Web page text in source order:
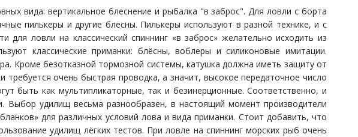
вида: вертикальное блеснение и рыбалка "в заброс". Для ловли с борта
пилькеры и другие блёсны. Пилькеры используют в разной технике, и с
ловли на классический спиннинг «в заброс» желательно исходить из
классические приманки: блёсны, воблеры и силиконовые имитации.
Кроме безотказной тормозной системы, катушка должна иметь защиту от
очень быстрая проводка, а значит, высокое передаточное число
быть как мультипликаторные, так и безинерционные. Соответственно, и
Выбор удилищ весьма разнообразен, в настоящий момент производители
для различных условий лова и вида приманки. Стоит добавить, что
удилищ лёгких тестов. При ловле на спиннинг морских рыб очень